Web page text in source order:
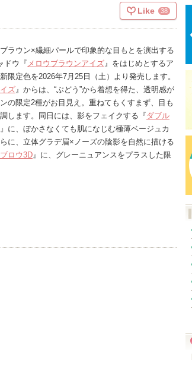
Like 38
ラウン×繊細パールで印象的な目もとを演出する
ドウ『メロウブラウンアイズ』をはじめとするア
限定色を2026年7月25日（土）より発売します。
ズ』からは、“ぶどう”から着想を得た、透明感が
の限定2種がお目見え。重ねてもくすまず、目も
します。同日には、影をフェイクする『ダブル
』に、ぼかさなくても肌になじむ極薄ベージュカ
に、立体グラデ眉×ノーズの陰影を自然に描ける
ロウ3D』に、グレーニュアンスをプラスした限